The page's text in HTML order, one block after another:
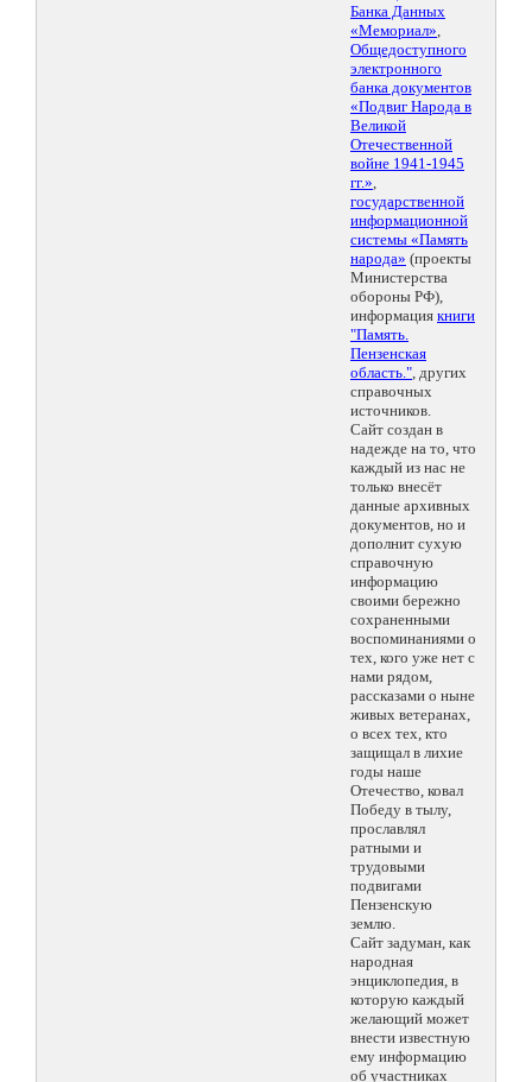
Банка Данных
«Мемориал»,
Общедоступного
электронного
банка документов
«Подвиг Народа в
Великой
Отечественной
войне 1941-1945
гг.»,
государственной
информационной
системы «Память
народа» (проекты
Министерства
обороны РФ),
информация книги
"Память.
Пензенская
область.", других
справочных
источников.
Сайт создан в
надежде на то, что
каждый из нас не
только внесёт
данные архивных
документов, но и
дополнит сухую
справочную
информацию
своими бережно
сохраненными
воспоминаниями о
тех, кого уже нет с
нами рядом,
рассказами о ныне
живых ветеранах,
о всех тех, кто
защищал в лихие
годы наше
Отечество, ковал
Победу в тылу,
прославлял
ратными и
трудовыми
подвигами
Пензенскую
землю.
Сайт задуман, как
народная
энциклопедия, в
которую каждый
желающий может
внести известную
ему информацию
об участниках